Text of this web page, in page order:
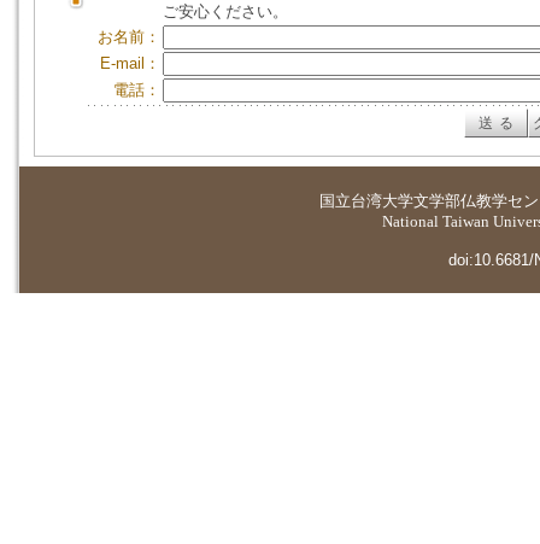
ご安心ください。
お名前：
E-mail：
電話：
国立台湾大学文学部仏教学セ
National Taiwan
doi:10.6681/